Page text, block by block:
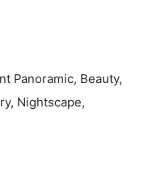
Panoramic, Beauty,
Nightscape,